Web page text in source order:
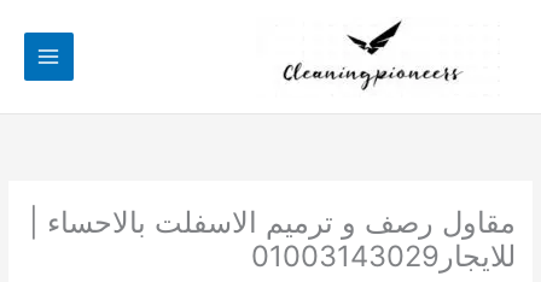
مقاول رصف و ترميم الاسفلت بالاحساء |
للايجار01003143029